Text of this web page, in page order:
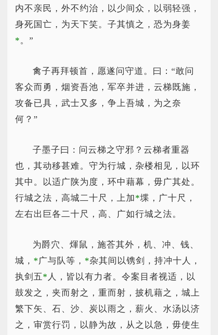
内不亲民，外不约治，以少间众，以弱轻强，
身死国亡，为天下笑。子其慎之，恐为身姜
*。 ”
禽子再拜顿首，愿遂问守道。曰：“敢问
客众而勇，烟资吾池，军卒并进，云梯既施，
攻备已具，武士又多，争上吾城，为之奈
何？”
子墨子曰：问云梯之守邪？云梯者重器
也，其动移甚难。守为行城，杂楼相见，以环
其中。以适广陕为度，环中藉幕，毋广其处。
行城之法，高城二十尺，上加 *堞 ，广十尺，
左右出巨各二十尺，高、广如行城之法。
为爵穴、煇鼠，施荅其外，机、冲、钱、
城， * 广与队等， *杂其间以镌剑，持冲十人，
执剑五* 人 ，皆以有力者。令案目者视适，以
鼓发之，夹而射之，重而射，披机藉之，城上
繁下矢、石、沙、炭以雨之，薪火、水汤以济
之，审赏行罚，以静为故，从之以急，毋使生